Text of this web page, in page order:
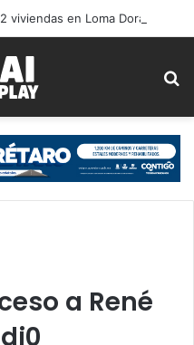
en Loma Dorada
a René